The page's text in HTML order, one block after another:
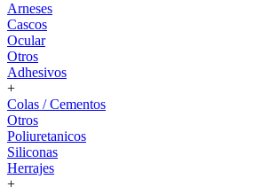
Arneses
Cascos
Ocular
Otros
Adhesivos
+
Colas / Cementos
Otros
Poliuretanicos
Siliconas
Herrajes
+